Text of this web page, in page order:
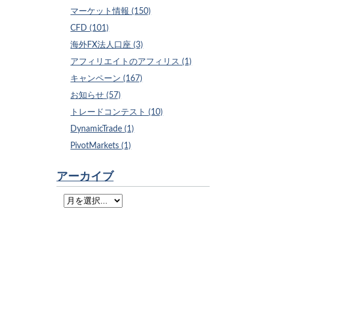
マーケット情報 (150)
CFD (101)
海外FX法人口座 (3)
アフィリエイトのアフィリス (1)
キャンペーン (167)
お知らせ (57)
トレードコンテスト (10)
DynamicTrade (1)
PivotMarkets (1)
アーカイブ